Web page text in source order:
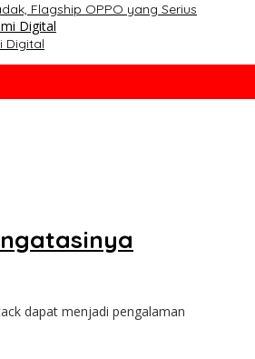
Flagship OPPO yang Serius
Digital
dapat menjadi pengalaman